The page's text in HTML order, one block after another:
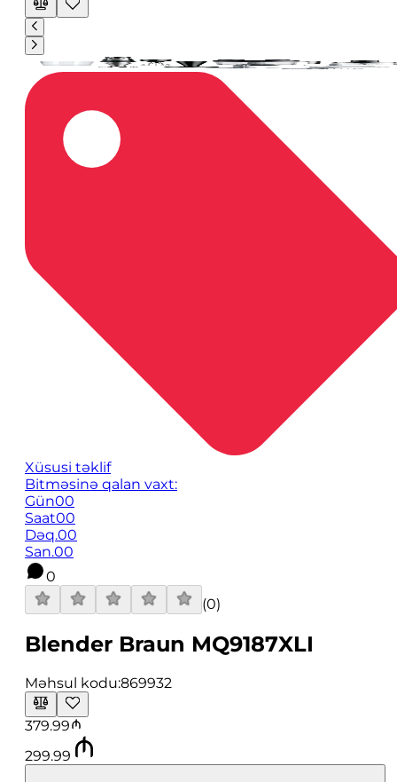
Xüsusi təklif
Bitməsinə qalan vaxt:
Gün00
Saat00
Dəq.00
San.00
0
(0)
Blender Braun MQ9187XLI
Məhsul kodu:869932
379.99
299.99